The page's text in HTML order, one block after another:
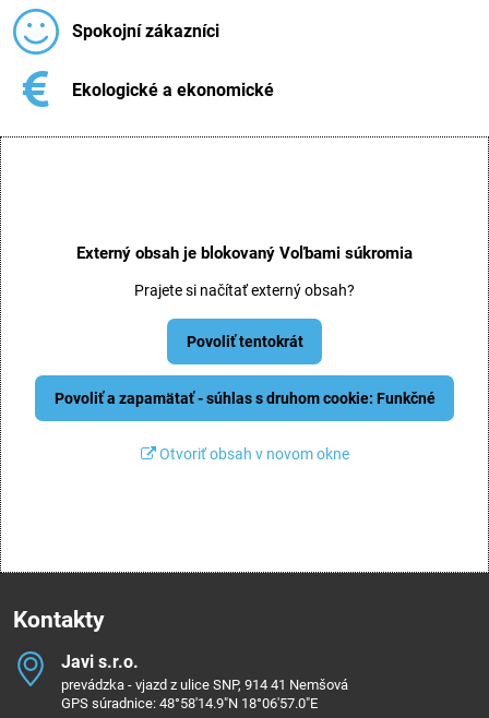
Spokojní zákazníci
Ekologické a ekonomické
Externý obsah je blokovaný Voľbami súkromia
Prajete si načítať externý obsah?
Povoliť tentokrát
Povoliť a zapamätať - súhlas s druhom cookie: Funkčné
Otvoriť obsah v novom okne
Kontakty
Javi s​.r​.o​.
prevádzka - vjazd z ulice SNP, 914 41 Nemšová
GPS súradnice: 48°58'14.9"N 18°06'57.0"E